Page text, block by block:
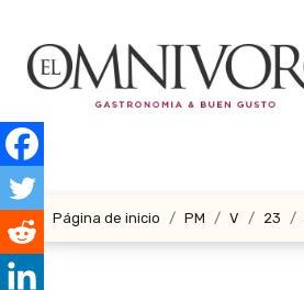
contenido
Página de inicio PM V 23